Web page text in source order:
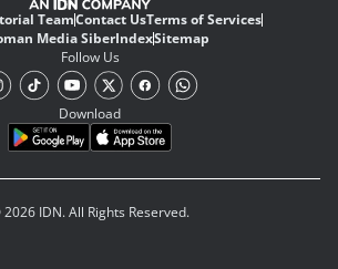
TeamContact UsTerms of Services
Media SiberIndexSitemap
Follow Us
Download
IDN. All Rights Reserved.